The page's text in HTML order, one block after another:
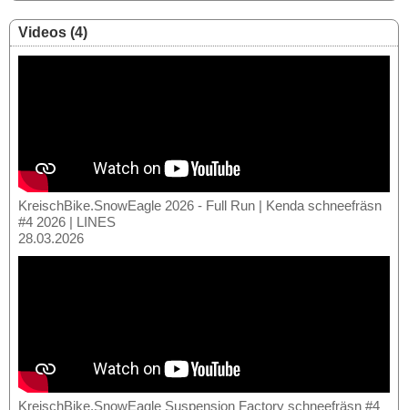
Videos (4)
KreischBike.SnowEagle 2026 - Full Run | Kenda schneefräsn
#4 2026 | LINES
28.03.2026
KreischBike.SnowEagle Suspension Factory schneefräsn #4